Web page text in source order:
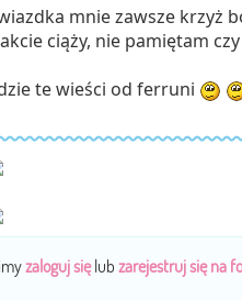
mnie zawsze krzyż
ciąży, nie pamiętam
te wieści od ferruni
zaloguj sięlub zarejestruj się na